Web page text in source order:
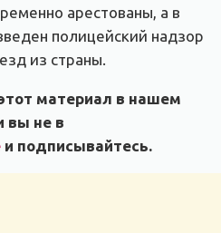
арестованы, а в
полицейский надзор
из страны.
материал в нашем
вы не в
и подписывайтесь.